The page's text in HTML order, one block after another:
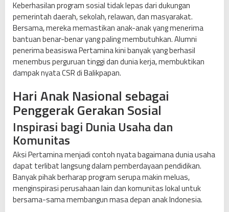
Keberhasilan program sosial tidak lepas dari dukungan
pemerintah daerah, sekolah, relawan, dan masyarakat.
Bersama, mereka memastikan anak-anak yang menerima
bantuan benar-benar yang paling membutuhkan. Alumni
penerima beasiswa Pertamina kini banyak yang berhasil
menembus perguruan tinggi dan dunia kerja, membuktikan
dampak nyata CSR di Balikpapan.
Hari Anak Nasional sebagai
Penggerak Gerakan Sosial
Inspirasi bagi Dunia Usaha dan
Komunitas
Aksi Pertamina menjadi contoh nyata bagaimana dunia usaha
dapat terlibat langsung dalam pemberdayaan pendidikan.
Banyak pihak berharap program serupa makin meluas,
menginspirasi perusahaan lain dan komunitas lokal untuk
bersama-sama membangun masa depan anak Indonesia.